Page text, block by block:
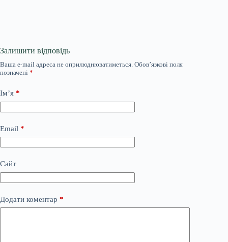
Залишити відповідь
Ваша e-mail адреса не оприлюднюватиметься. Обов’язкові поля
позначені *
Ім’я *
Email *
Сайт
Додати коментар *